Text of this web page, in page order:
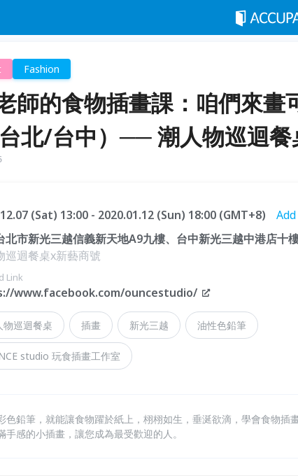
Fashion
師的食物插畫課：咱們來畫
北/台中）── 潮人物巡迴餐
(Sat) 13:00 - 2020.01.12 (Sun) 18:00 (GMT+8)
北市新光三越信義新天地A9九樓、台中新光三越中港店十
巡迴餐桌x新藝商號
Link
www.facebook.com/ouncestudio/
物巡迴餐桌 插畫 新光三越 油性色鉛筆
studio 玩食插畫工作室
色鉛筆，就能讓食物躍於紙上，栩栩如生，垂涎欲滴，學會食物插
手感的小插畫，讓您成為最受歡迎的人。